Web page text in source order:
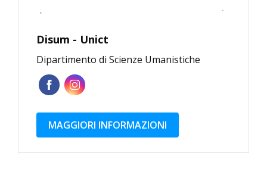
Disum - Unict
Dipartimento di Scienze Umanistiche
MAGGIORI INFORMAZIONI